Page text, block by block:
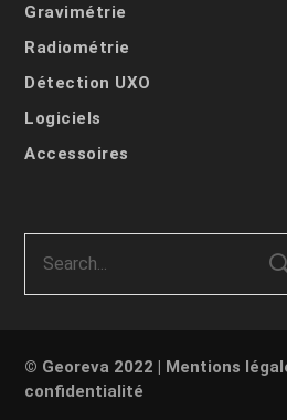
Gravimétrie
Radiométrie
Détection UXO
Logiciels
Accessoires
© Georeva 2022 | Mentions
confidentialité